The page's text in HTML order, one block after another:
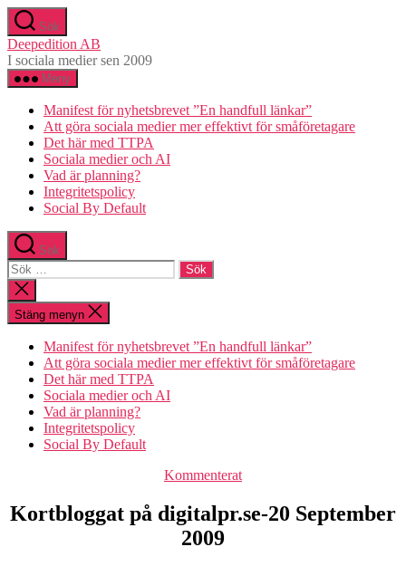
Hoppa
till
innehåll
Sök
Deepedition AB
I sociala medier sen 2009
Meny
Manifest för nyhetsbrevet ”En handfull länkar”
Att göra sociala medier mer effektivt för småföretagare
Det här med TTPA
Sociala medier och AI
Vad är planning?
Integritetspolicy
Social By Default
Sök
Sök
efter:
Stäng
sökningen
Stäng menyn
Manifest för nyhetsbrevet ”En handfull länkar”
Att göra sociala medier mer effektivt för småföretagare
Det här med TTPA
Sociala medier och AI
Vad är planning?
Integritetspolicy
Social By Default
Kategorier
Kommenterat
Kortbloggat på digitalpr.se-20 September
2009